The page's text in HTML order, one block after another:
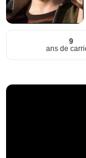
9
ans de